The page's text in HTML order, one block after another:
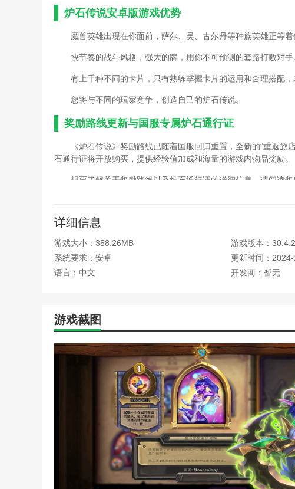
炉石传说安卓版游戏优势
魔兽英雄出现在你面前，萨尔、吴、古尔丹等种族英雄正等着
快节奏的战斗风格，强大的牌，用你不可预测的套路打败对手
有上千种不同的卡片，只有熟练掌握卡片的运用和合理搭配，
您将与不同的玩家竞争，创造自己的炉石传说。
奖励路线更新与国服专属炉石通行证
《炉石传说》奖励路线已随着国服回归重置，全新的“重返
石通行证将开放购买，提供经验值加成和海量的游戏内物品奖励。
想要了解关于奖励路线以及炉石通行证的详细信息，请阅读奖
为了能让传统对战的玩家迅速适应最新的天梯环境，我们将
牧师、潜行者和术士的套牌为国服专属。
9月25日起，所有回归的国服玩家登录游戏即可免费领取一
解借用套牌详情，请阅读借用套牌预览博文。
新的竞技模式赛季已开启。本赛季为双职业竞技场，以下卡牌
通灵学园
本站为您提供炉石传说 安卓版的 手机游戏 ，欢迎大家记住
详细信息
游戏大小：358.26MB
游戏版本：30.4.2
系统要求：安卓
更新时间：
语言：中文
开发商：暂无
游戏截图